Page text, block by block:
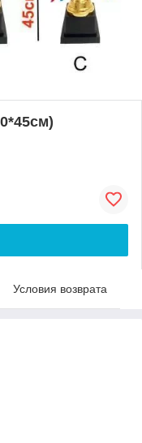
Условия возврата